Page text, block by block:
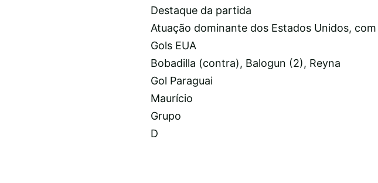
Destaque da partida
Atuação dominante dos Estados Unidos,
Gols EUA
Bobadilla (contra), Balogun (2), Reyna
Gol Paraguai
Maurício
Grupo
D